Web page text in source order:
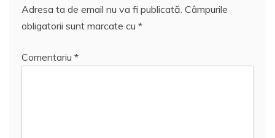
Adresa ta de email nu va fi publicată. Câmpurile
obligatorii sunt marcate cu *
Comentariu *